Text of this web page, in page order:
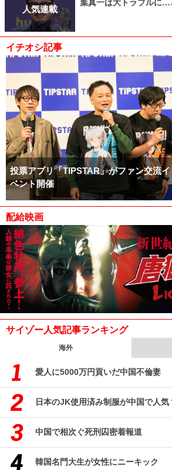
人気連載
葉真一は大トラブルに…
イチオシ記事
投票アプリ「TIPSTAR」がファン交流イ
ベント開催
配給映画
サイゾー人気記事ランキング
海外
愛人に5000万円貢いだ中国不倫妻
日本のJK使用済み制服が中国で人気
中国で相次ぐ死刑囚密着報道
韓国名門大生が女性にニーキック